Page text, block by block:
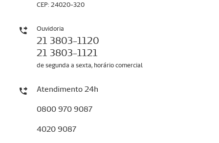
CEP: 24020-320
Ouvidoria
21 3803-1120
21 3803-1121
de segunda a sexta, horário comercial
Atendimento 24h
0800 970 9087
4020 9087